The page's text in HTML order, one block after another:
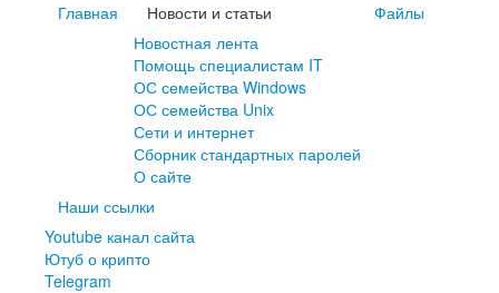
ОС семейства Windows
ОС семейства Unix
Сети и интернет
Сборник стандартных паролей
Файлы
Наши ссылки
Youtube канал сайта
Telegram
Главная
Новости и статьи
Новостная лента
Помощь специалистам IT
ОС семейства Windows
ОС семейства Unix
Сети и интернет
Сборник стандартных паролей
О сайте
Файлы
Наши ссылки
Youtube канал сайта
Ютуб о крипто
Telegram